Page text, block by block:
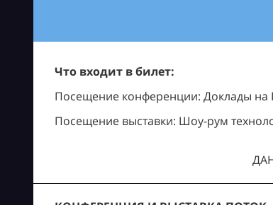
Что входит в билет:
Посещение конференции: Доклады на
Посещение выставки: Шоу-рум